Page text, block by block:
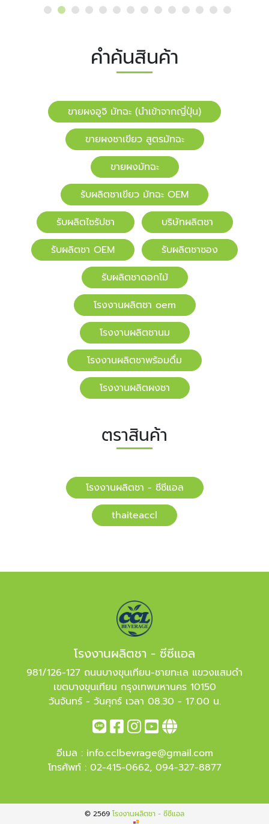
คำค้นสินค้า
ขายผงอูจิ มัทฉะ (นำเข้าจากญี่ปุ่น)
ขายผงชาเขียว สูตรมัทฉะ
ขายผงมัทฉะ
รับผลิตชาเขียว มัทฉะ OEM
รับผลิตไซรัปชา
บริษัทผลิตชา
รับผลิตชา OEM
รับผลิตชาซอง
รับผลิตชาดอกไม้
โรงงานผลิตชา oem
โรงงานผลิตชานม
โรงงานผลิตชาพร้อมดื่ม
โรงงานผลิตผงชา
ตราสินค้า
โรงงานผลิตชา - ซีซีแอล
​​thaiteaccl
โรงงานผลิตชา - ซีซีแอล
981/126-127 ถนนบางขุนเทียน-ชายทะเล แขวงแสมดำ
เขตบางขุนเทียน กรุงเทพมหานคร 10150
วันจันทร์ - วันศุกร์ เวลา 08.30 - 17.00 น.
อีเมล : info.cclbevrage@gmail.com
โทรศัพท์ : 02-415-0662, 094-327-8877
© 2569 โรงงานผลิตชา - ซีซีแอล